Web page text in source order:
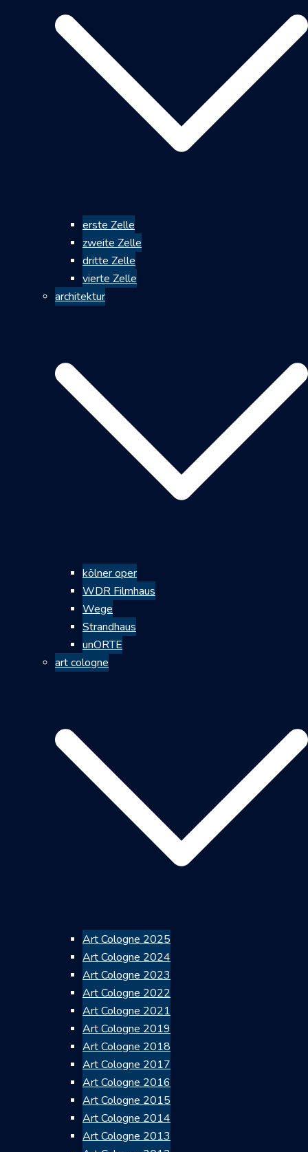
erste Zelle
zweite Zelle
dritte Zelle
vierte Zelle
architektur
kölner oper
WDR Filmhaus
Wege
Strandhaus
unORTE
art cologne
Art Cologne 2025
Art Cologne 2024
Art Cologne 2023
Art Cologne 2022
Art Cologne 2021
Art Cologne 2019
Art Cologne 2018
Art Cologne 2017
Art Cologne 2016
Art Cologne 2015
Art Cologne 2014
Art Cologne 2013